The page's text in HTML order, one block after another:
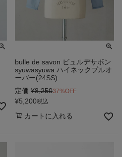
bulle de savon ビュルデサボン
syuwasyuwa ハイネックプルオ
ーバー(24SS)
定価 ¥8,25037%OFF
¥5,200税込
カートに入れる